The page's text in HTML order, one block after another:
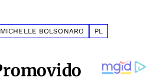
MICHELLE BOLSONARO PL